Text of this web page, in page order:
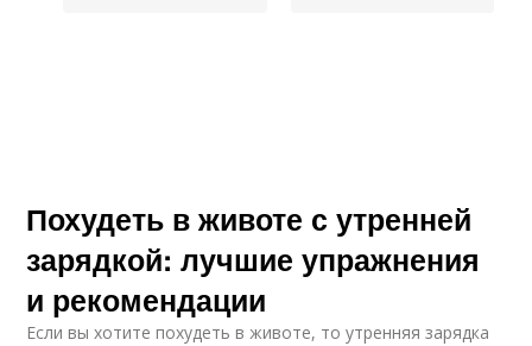
Похудеть в животе с утренней
зарядкой: лучшие упражнения
и рекомендации
Если вы хотите похудеть в животе, то утренняя зарядка